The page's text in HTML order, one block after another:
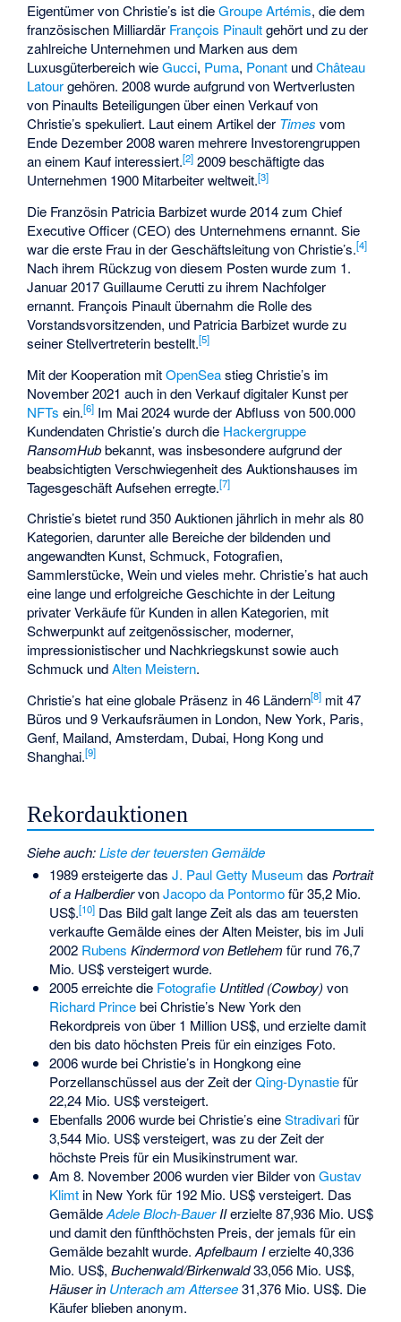
Eigentümer von Christie’s ist dieGroupe Artémis, die dem
französischen Milliardär François Pinaultgehört und zu der
zahlreiche Unternehmen und Marken aus dem
Luxusgüterbereich wieGucci, Puma, Ponant undChâteau
Latourgehören. 2008 wurde aufgrund von Wertverlusten
von Pinaults Beteiligungen über einen Verkauf von
Christie’s spekuliert. Laut einem Artikel der Times vom
Ende Dezember 2008 waren mehrere Investorengruppen
an einem Kauf interessiert.[2] 2009 beschäftigte das
Unternehmen 1900 Mitarbeiter weltweit.[3]
Die Französin Patricia Barbizet wurde 2014 zum Chief
Executive Officer (CEO) des Unternehmens ernannt. Sie
war die erste Frau in der Geschäftsleitung von Christie’s.[4]
Nach ihrem Rückzug von diesem Posten wurde zum 1.
Januar 2017 Guillaume Cerutti zu ihrem Nachfolger
ernannt. François Pinault übernahm die Rolle des
Vorstandsvorsitzenden, und Patricia Barbizet wurde zu
seiner Stellvertreterin bestellt.[5]
Mit der Kooperation mitOpenSeastieg Christie’s im
November 2021 auch in den Verkauf digitaler Kunst per
NFTs ein.[6] Im Mai 2024 wurde der Abfluss von 500.000
Kundendaten Christie’s durch die Hackergruppe
RansomHubbekannt, was insbesondere aufgrund der
beabsichtigten Verschwiegenheit des Auktionshauses im
Tagesgeschäft Aufsehen erregte.[7]
Christie’s bietet rund 350 Auktionen jährlich in mehr als 80
Kategorien, darunter alle Bereiche der bildenden und
angewandten Kunst, Schmuck, Fotografien,
Sammlerstücke, Wein und vieles mehr. Christie’s hat auch
eine lange und erfolgreiche Geschichte in der Leitung
privater Verkäufe für Kunden in allen Kategorien, mit
Schwerpunkt auf zeitgenössischer, moderner,
impressionistischer und Nachkriegskunst sowie auch
Schmuck undAlten Meistern.
Christie’s hat eine globale Präsenz in 46 Ländern[8] mit 47
Büros und 9 Verkaufsräumen in London, New York, Paris,
Genf, Mailand, Amsterdam, Dubai, Hong Kong und
Shanghai.[9]
Rekordauktionen
Siehe auch:Liste der teuersten Gemälde
1989 ersteigerte das J. Paul Getty Museum das Portrait
of a HalberdiervonJacopo da Pontormofür 35,2 Mio.
US$.[10]Das Bild galt lange Zeit als das am teuersten
verkaufte Gemälde eines der Alten Meister, bis im Juli
2002 Rubens Kindermord von Betlehem für rund 76,7
Mio. US$ versteigert wurde.
2005 erreichte die Fotografie Untitled (Cowboy)von
Richard Princebei Christie’s New York den
Rekordpreis von über 1 Million US$, und erzielte damit
den bis dato höchsten Preis für ein einziges Foto.
2006 wurde bei Christie’s in Hongkong eine
Porzellanschüssel aus der Zeit derQing-Dynastiefür
22,24 Mio. US$ versteigert.
Ebenfalls 2006 wurde bei Christie’s eineStradivarifür
3,544 Mio. US$ versteigert, was zu der Zeit der
höchste Preis für ein Musikinstrument war.
Am 8. November 2006 wurden vier Bilder vonGustav
Klimtin New York für 192 Mio. US$ versteigert. Das
GemäldeAdele Bloch-BauerIIerzielte 87,936 Mio. US$
und damit den fünfthöchsten Preis, der jemals für ein
Gemälde bezahlt wurde.Apfelbaum Ierzielte 40,336
Mio. US$, Buchenwald/Birkenwald33,056 Mio. US$,
Häuser in Unterach am Attersee31,376 Mio. US$. Die
Käufer blieben anonym.